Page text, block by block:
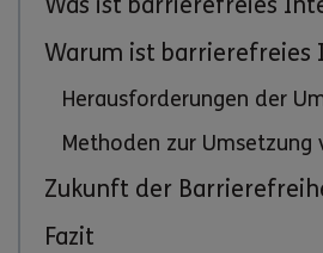
Warum ist barrierefreies
Herausforderungen der
Methoden zur Umsetzung
Zukunft der
Fazit